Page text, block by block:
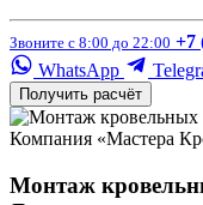
Звоните с 8:00 до 22:00 +7
WhatsApp
Получить расчёт
Компания «Мастера
Монтаж